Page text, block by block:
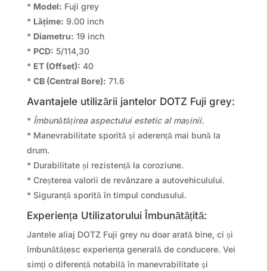
* Model: Fuji grey
* Lățime: 9.00 inch
* Diametru: 19 inch
* PCD: 5/114,30
* ET (Offset): 40
* CB (Central Bore): 71.6
Avantajele utilizării jantelor DOTZ Fuji grey:
* Îmbunătățirea aspectului estetic al mașinii.
* Manevrabilitate sporită și aderență mai bună la
drum.
* Durabilitate și rezistență la coroziune.
* Creșterea valorii de revânzare a autovehiculului.
* Siguranță sporită în timpul condusului.
Experiența Utilizatorului Îmbunătățită:
Jantele aliaj DOTZ Fuji grey nu doar arată bine, ci și
îmbunătățesc experiența generală de conducere. Vei
simți o diferență notabilă în manevrabilitate și